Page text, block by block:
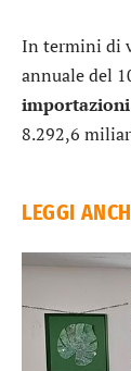
In termini di
annuale del
importazioni
8.292,6
LEGGI